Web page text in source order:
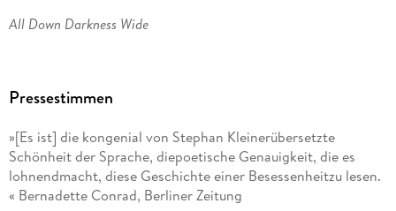
All Down Darkness Wide
Literature.
Öffnet sich der Himmel
ist sein gefeiertes Romandebüt.
Pressestimmen
»[Es ist] die kongenial von Stephan Kleinerübersetzte
Schönheit der Sprache, diepoetische Genauigkeit, die es
lohnendmacht, diese Geschichte einer Besessenheitzu lesen.
« Bernadette Conrad, Berliner Zeitung